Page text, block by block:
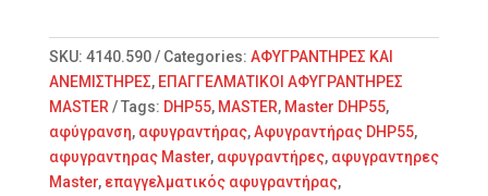
quantity
SKU: 4140.590 Categories: ΑΦΥΓΡΑΝΤΗΡΕΣ ΚΑΙ
ΑΝΕΜΙΣΤΗΡΕΣ, ΕΠΑΓΓΕΛΜΑΤΙΚΟΙ ΑΦΥΓΡΑΝΤΗΡΕΣ
MASTER
Tags: DHP55, MASTER, Master DHP55,
αφύγρανση, αφυγραντήρας,Αφυγραντήρας DHP55,
αφυγραντηρας Master, αφυγραντήρες, αφυγραντηρες
Master, επαγγελματικός αφυγραντήρας,